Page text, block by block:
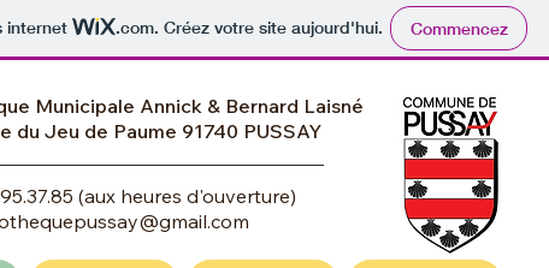
internet .com. Créez votre site aujourd'hui. Commencez
Municipale Annick & Bernard Laisné
du Jeu de Paume 91740 PUSSAY
(aux heures d'ouverture)